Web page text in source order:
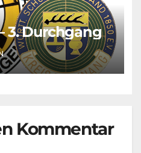
3. Durchgang
Kommentar